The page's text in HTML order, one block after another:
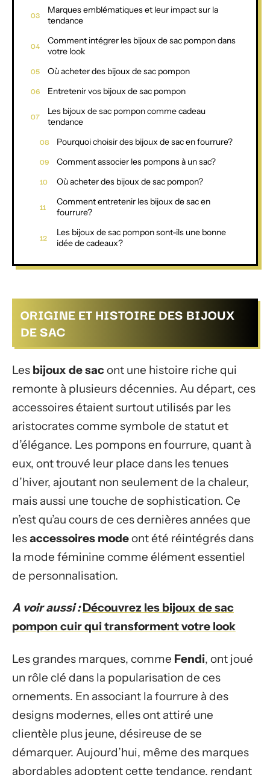
Marques emblématiques et leur impact sur la
tendance
Comment intégrer les bijoux de sac pompon dans
votre look
Où acheter des bijoux de sac pompon
Entretenir vos bijoux de sac pompon
Les bijoux de sac pompon comme cadeau
tendance
Pourquoi choisir des bijoux de sac en fourrure?
Comment associer les pompons à un sac?
Où acheter des bijoux de sac pompon?
Comment entretenir les bijoux de sac en
fourrure?
Les bijoux de sac pompon sont-ils une bonne
idée de cadeaux?
ORIGINE ET HISTOIRE DES BIJOUX
DE SAC
Les bijoux de sacont une histoire riche qui
remonte à plusieurs décennies. Au départ, ces
accessoires étaient surtout utilisés par les
aristocrates comme symbole de statut et
d’élégance. Les pompons en fourrure, quant à
eux, ont trouvé leur place dans les tenues
d’hiver, ajoutant non seulement de la chaleur,
mais aussi une touche de sophistication. Ce
n’est qu’au cours de ces dernières années que
lesaccessoires modeont été réintégrés dans
la mode féminine comme élément essentiel
de personnalisation.
A voir aussi : Découvrez les bijoux de sac
pompon cuir qui transforment votre look
Les grandes marques, comme Fendi, ont joué
un rôle clé dans la popularisation de ces
ornements. En associant la fourrure à des
designs modernes, elles ont attiré une
clientèle plus jeune, désireuse de se
démarquer. Aujourd’hui, même des marques
abordables adoptent cette tendance, rendant